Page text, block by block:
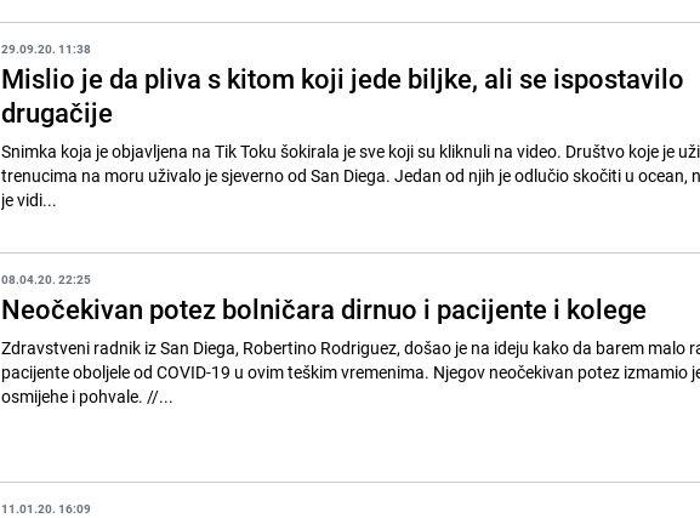
29.09.20. 11:38
Mislio je da pliva s kitom koji jede biljke, ali se ispostavilo
drugačije
Snimka koja je objavljena na Tik Toku šokirala je sve koji su kliknuli na video. Društvo koje je
trenucima na moru uživalo je sjeverno od San Diega. Jedan od njih je odlučio skočiti u ocean,
je vidi...
08.04.20. 22:25
Neočekivan potez bolničara dirnuo i pacijente i kolege
Zdravstveni radnik iz San Diega, Robertino Rodriguez, došao je na ideju kako da barem malo
pacijente oboljele od COVID-19 u ovim teškim vremenima. Njegov neočekivan potez izmamio
osmijehe i pohvale. //...
11.01.20. 16:09